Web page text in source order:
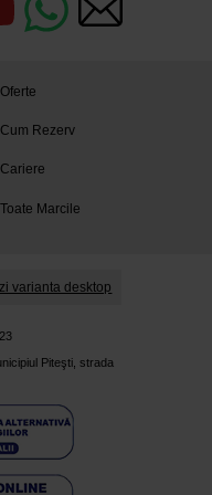
Oferte
Cum Rezerv
Cariere
Toate Marcile
varianta desktop
Piteşti, strada